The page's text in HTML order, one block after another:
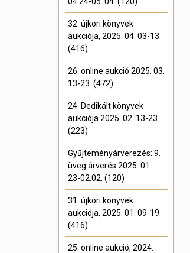
32. újkori könyvek
aukciója, 2025. 04. 03-13.
(416)
26. online aukció 2025. 03.
13-23. (472)
24. Dedikált könyvek
aukciója 2025. 02. 13-23.
(223)
Gyűjteményárverezés: 9.
üveg árverés 2025. 01.
23-02.02. (120)
31. újkori könyvek
aukciója, 2025. 01. 09-19.
(416)
25. online aukció, 2024.